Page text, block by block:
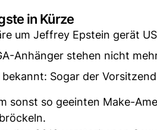
in Kürze
um Jeffrey Epstein gerät
Anhänger stehen nicht
Sogar der
sonst so geeinten Make-